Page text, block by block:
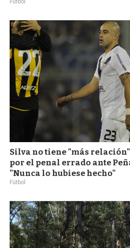
Fútbol
Silva no tiene "más
por el penal errado ante
"Nunca lo hubiese hecho"
Fútbol